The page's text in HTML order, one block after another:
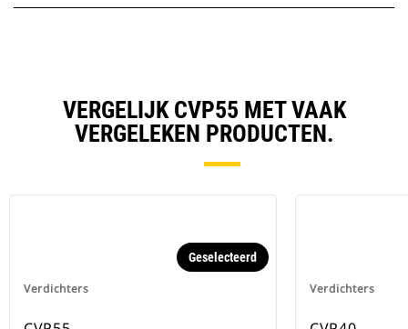
VERGELIJK CVP55 MET VAAK
VERGELEKEN PRODUCTEN.
Verdichters
Geselecteerd
Verdichters